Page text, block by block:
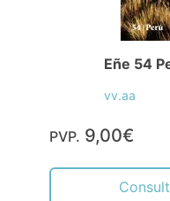
Eñe 54
vv.aa
PVP. 9,00€